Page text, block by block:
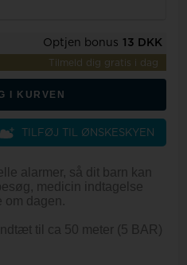
Optjen bonus 13 DKK
Tilmeld dig gratis i dag
I KURVEN
TILFØJ TIL ØNSKESKYEN
alarmer, så dit barn kan
medicin indtagelse
om dagen.
til ca 50 meter (5 BAR)